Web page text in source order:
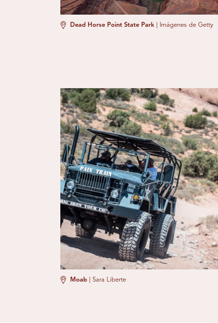
Dead Horse Point State Park Imágenes de Getty
Moab Sara Liberte